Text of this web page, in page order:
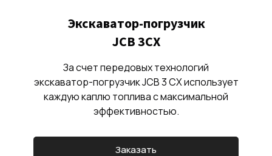
Экскаватор-погрузчик
JCB 3CX
За счет передовых технологий
экскаватор-погрузчик JCB 3 CX использует
каждую каплю топлива с максимальной
эффективностью.
Заказать